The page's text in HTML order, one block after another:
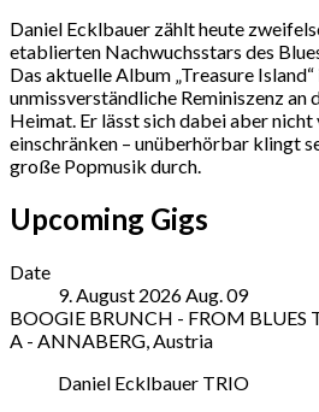
Daniel Ecklbauer zählt heute
etablierten Nachwuchsstars des
Das aktuelle Album „Treasure Island“
unmissverständliche Reminiszenz an
Heimat. Er lässt sich dabei aber nicht
einschränken – unüberhörbar klingt
große Popmusik durch.
Upcoming Gigs
Date
9. August 2026Aug.09
BOOGIE BRUNCH - FROM BLUES
A - ANNABERG,Austria
Braunötzhof
Daniel Ecklbauer TRIO